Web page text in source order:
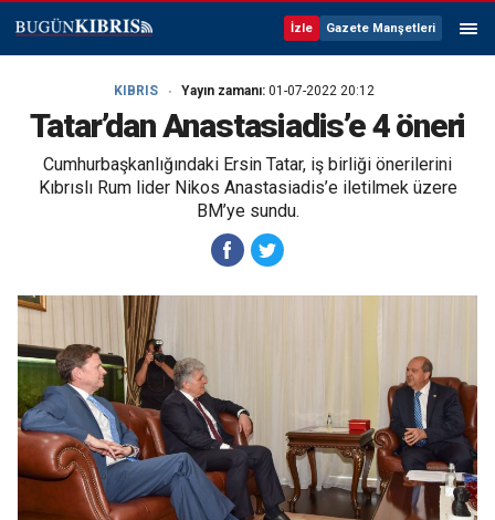
İzle Gazete Manşetleri
KIBRIS Yayın zamanı: 01-07-2022 20:12
Tatar’dan Anastasiadis’e 4 öneri
Cumhurbaşkanlığındaki Ersin Tatar, iş birliği önerilerini
Kıbrıslı Rum lider Nikos Anastasiadis’e iletilmek üzere
BM’ye sundu.